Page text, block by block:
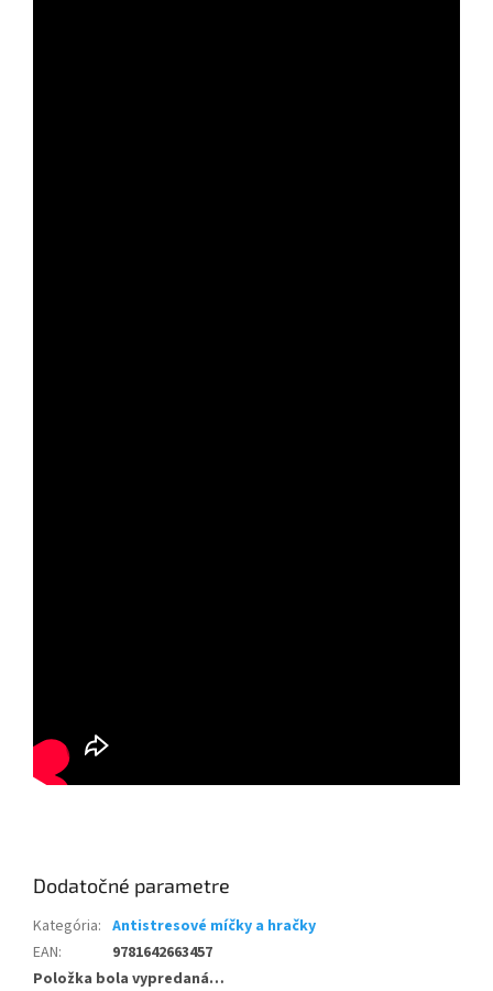
Dodatočné parametre
Kategória: Antistresové míčky a hračky
EAN:
9781642663457
Položka bola vypredaná…